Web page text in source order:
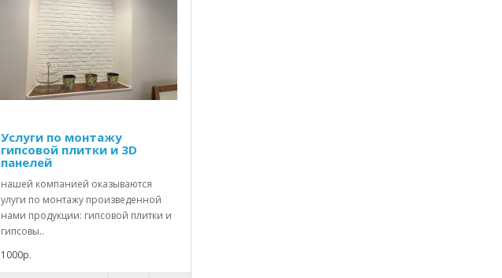
Услуги по монтажу
гипсовой плитки и 3D
панелей
нашей компанией оказываются
улуги по монтажу произведенной
нами продукции: гипсовой плитки и
гипсовы..
1000р.